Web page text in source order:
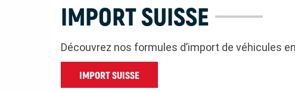
IMPORT SUISSE
Découvrez nos formules d’import de véhicules
IMPORT SUISSE